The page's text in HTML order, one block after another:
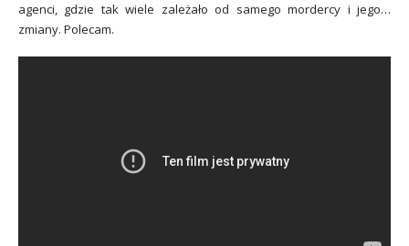
agenci, gdzie tak wiele zależało od samego mordercy i jego…
zmiany. Polecam.